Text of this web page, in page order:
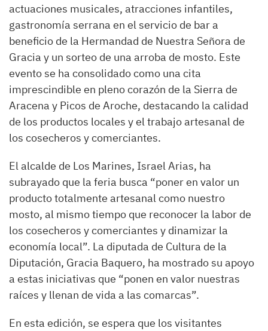
actuaciones musicales, atracciones infantiles,
gastronomía serrana en el servicio de bar a
beneficio de la Hermandad de Nuestra Señora de
Gracia y un sorteo de una arroba de mosto. Este
evento se ha consolidado como una cita
imprescindible en pleno corazón de la Sierra de
Aracena y Picos de Aroche, destacando la calidad
de los productos locales y el trabajo artesanal de
los cosecheros y comerciantes.
El alcalde de Los Marines, Israel Arias, ha
subrayado que la feria busca “poner en valor un
producto totalmente artesanal como nuestro
mosto, al mismo tiempo que reconocer la labor de
los cosecheros y comerciantes y dinamizar la
economía local”. La diputada de Cultura de la
Diputación, Gracia Baquero, ha mostrado su apoyo
a estas iniciativas que “ponen en valor nuestras
raíces y llenan de vida a las comarcas”.
En esta edición, se espera que los visitantes